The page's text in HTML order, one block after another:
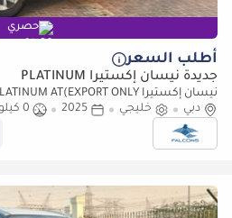
حصري
أطلب السعر
جديدة نيسان إكستيرا PLATINUM
(للتصدير فقط)
دبي خليجي 2025
0 كيلومتر